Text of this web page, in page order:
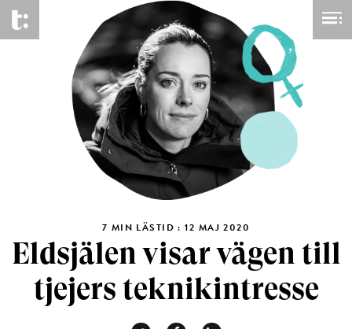
7 MIN LÄSTID : 12 MAJ 2020
Eldsjälen visar vägen till
tjejers teknikintresse